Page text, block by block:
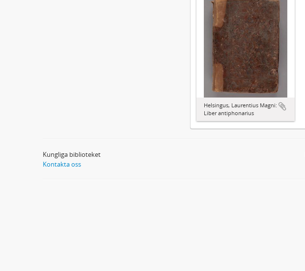
Helsingus, Laurentius Magni:
Liber antiphonarius
Kungliga biblioteket
Kontakta oss